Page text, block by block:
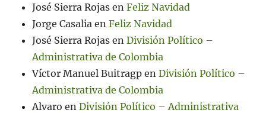
José Sierra Rojas enFeliz Navidad
Jorge Casalia enFeliz Navidad
José Sierra Rojas enDivisión Político –
Administrativa de Colombia
Víctor Manuel Buitragp enDivisión Político –
Administrativa de Colombia
Alvaro enDivisión Político – Administrativa